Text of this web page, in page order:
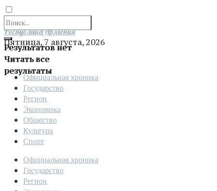
Результатов нет
Читать все
результаты
Отправить
Республика Армения
Пятница, 7 августа, 2026
Официальная хроника
Государство
Регион
Экономика
Общество
Культура
Спорт
Официальная хроника
Государство
Регион